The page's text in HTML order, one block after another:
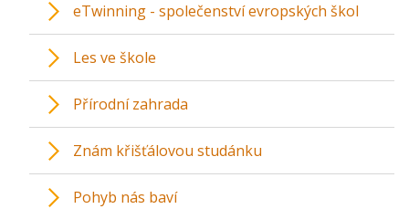
eTwinning - společenství evropských škol
Les ve škole
Přírodní zahrada
Znám křišťálovou studánku
Pohyb nás baví